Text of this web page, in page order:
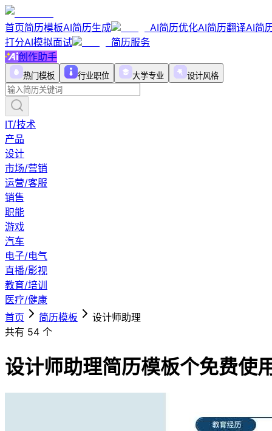
首页简历模板AI简历生成 AI简历优化AI简历翻译AI简
打分AI模拟面试
简历服务
创作助手
热门模板 行业职位 大学专业 设计风格
IT/技术
产品
设计
市场/营销
运营/客服
销售
职能
游戏
汽车
电子/电气
直播/影视
教育/培训
医疗/健康
首页
简历模板
设计师助理
共有 54 个
设计师助理简历模板个免费使